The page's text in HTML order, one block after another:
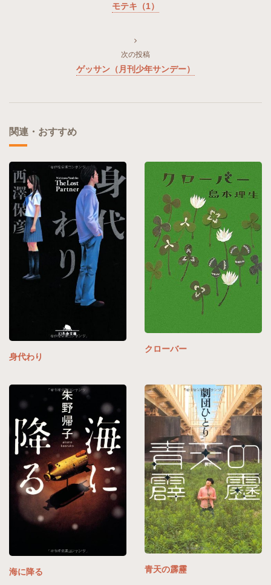
モテキ（1）
次の投稿
ゲッサン（月刊少年サンデー）
関連・おすすめ
身代わり
クローバー
海に降る 青天の霹靂